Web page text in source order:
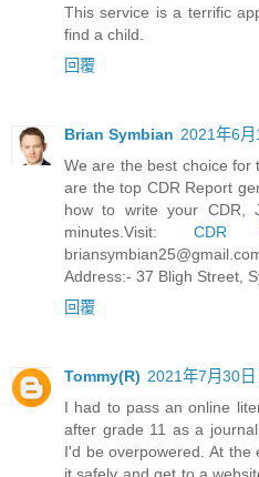
This service is a terrific
find a child.
回覆
Brian Symbian 2021年6
We are the best choice for
are the top CDR Report
how to write your CDR,
minutes.Visit: CDR
Address:- 37 Bligh Street,
回覆
Tommy(R) 2021年7月30
I had to pass an online
after grade 11 as a
I'd be overpowered. At
it safely and get to a